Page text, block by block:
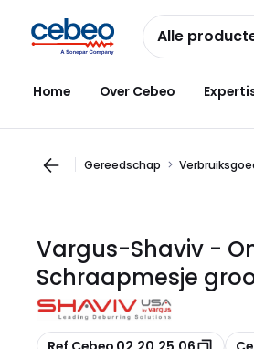
naar
navigatie
naar
inhoud
Alle
Home Over Cebeo
Gereedschap
Vargus-Shaviv -
Schraapmesje
Kopiëren